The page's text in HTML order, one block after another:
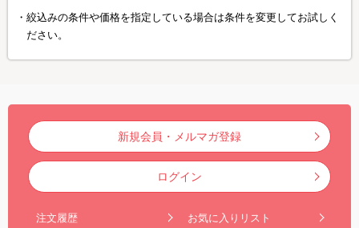
絞込みの条件や価格を指定している場合は条件を変更してお試しく
ださい。
新規会員・メルマガ登録
ログイン
注文履歴 お気に入りリスト